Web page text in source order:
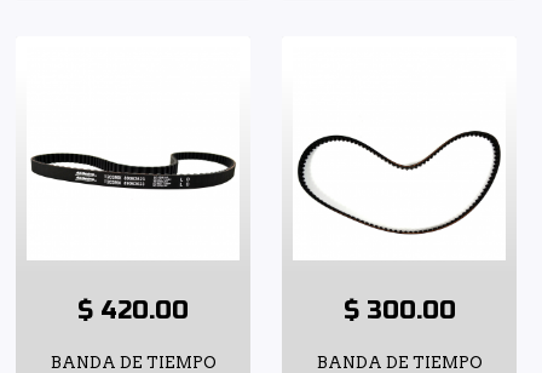
$ 420.00
BANDA DE TIEMPO
$ 300.00
BANDA DE TIEMPO